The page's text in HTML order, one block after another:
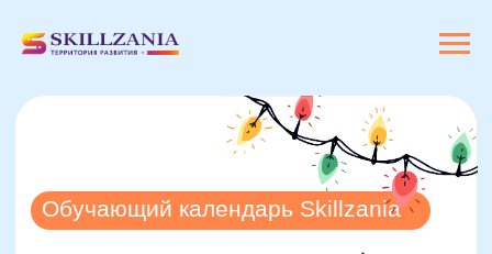
Забирайте 1 подарок
на выбор
Обучающий календарь Skillzania